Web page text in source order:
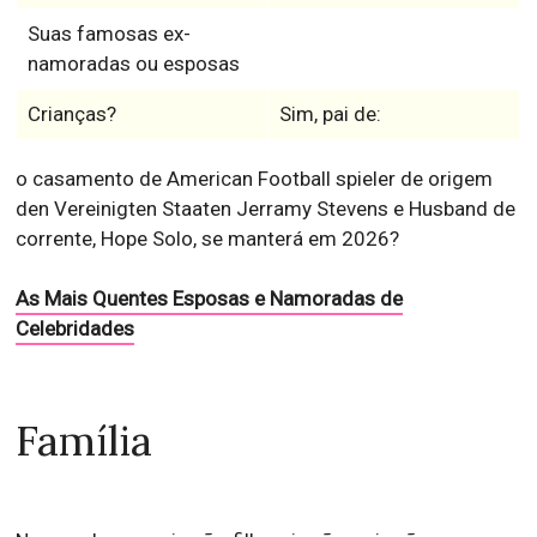
Suas famosas ex-
namoradas ou esposas
Crianças? Sim, pai de:
o casamento de American Football spieler de origem
den Vereinigten Staaten Jerramy Stevens e Husband de
corrente, Hope Solo, se manterá em 2026?
As Mais Quentes Esposas e Namoradas de
Celebridades
Família